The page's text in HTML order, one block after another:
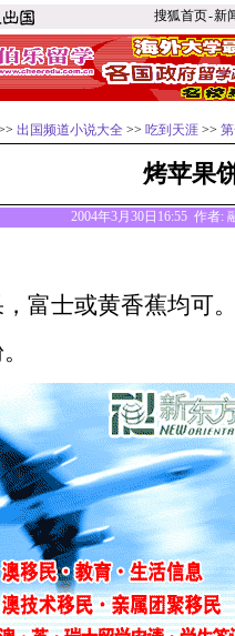
搜狐首页-新
出国频道小说大全 >> 吃到天涯 >>
烤苹果
2004年3月30日16:55 作者:
士或黄香蕉均可